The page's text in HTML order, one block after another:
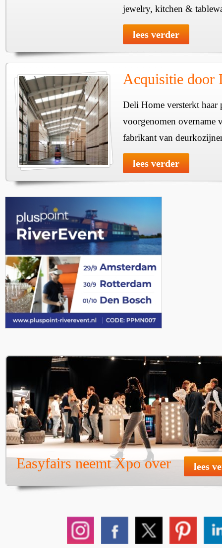
jewelry, kitchen &
lees verder
Acquisitie door
Deli Home versterkt haar
voorgenomen overname
fabrikant van
lees verder
Easyfairs neemt Xpo over lees